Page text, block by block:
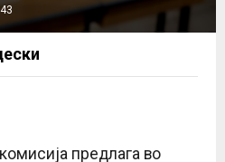
предлага во